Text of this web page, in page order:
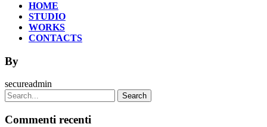
HOME
STUDIO
WORKS
CONTACTS
By
secureadmin
Commenti recenti